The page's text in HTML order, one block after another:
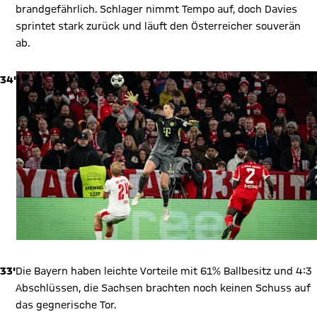
brandgefährlich. Schlager nimmt Tempo auf, doch Davies
sprintet stark zurück und läuft den Österreicher souverän
ab.
34'
33'Die Bayern haben leichte Vorteile mit 61% Ballbesitz und 4:3
Abschlüssen, die Sachsen brachten noch keinen Schuss auf
das gegnerische Tor.